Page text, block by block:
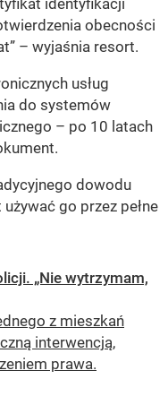
identyfikacji
obecności
– wyjaśnia resort.
usług
do systemów
– po 10 latach
dowodu
go przez pełne
„Nie wytrzymam,
z mieszkań
interwencją,
prawa.